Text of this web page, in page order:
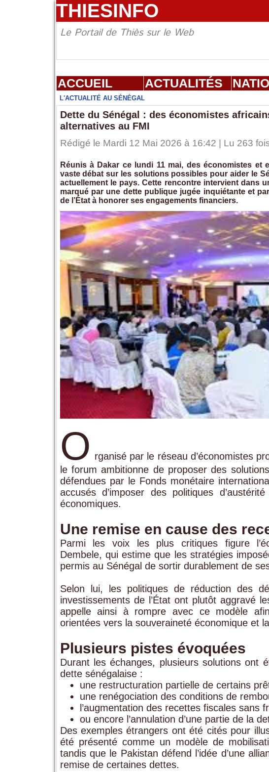
THIESINFO
Le Portail de Thiès sur le Web
ACCUEIL ACTUALITÉS
L'ACTUALITÉ AU SÉNÉGAL
Dette du Sénégal : des économistes
alternatives au FMI
Rédigé le Mardi 12 Mai 2026 à 16:42 | Lu 263
Réunis à Dakar ce lundi 11 mai, des économistes et
vaste débat sur les solutions possibles pour aider le
actuellement le pays. Cette rencontre intervient dans
marqué par une dette publique jugée inquiétante et
de l’État à honorer ses engagements financiers.
O rganisé par le réseau d’économistes
le forum ambitionne de proposer des
défendues par le Fonds monétaire
accusés d’imposer des politiques
économiques.
Une remise en cause des
Parmi les voix les plus critiques figure
Dembele, qui estime que les stratégies
permis au Sénégal de sortir durablement de
Selon lui, les politiques de réduction des
investissements de l’État ont plutôt aggravé
appelle ainsi à rompre avec ce modèle
orientées vers la souveraineté économique et
Plusieurs pistes évoquées
Durant les échanges, plusieurs solutions ont
dette sénégalaise :
une restructuration partielle de certains
une renégociation des conditions de
l’augmentation des recettes fiscales sans
ou encore l’annulation d’une partie de la
Des exemples étrangers ont été cités pour
été présenté comme un modèle de
tandis que le Pakistan défend l’idée d’une
remise de certaines dettes.